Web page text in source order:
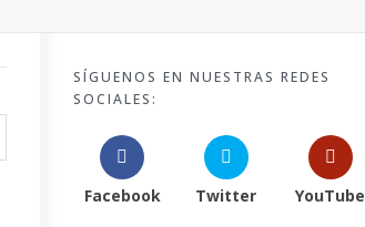
SÍGUENOS EN NUESTRAS REDES
SOCIALES:
Facebook Twitter YouTube